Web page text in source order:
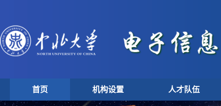
首页 机构设置 人才队伍